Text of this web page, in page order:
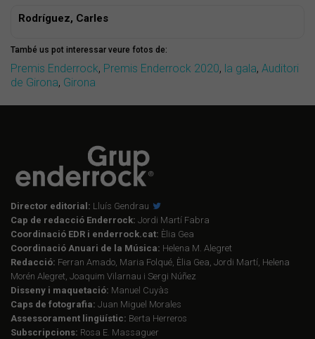
Rodríguez, Carles
També us pot interessar veure fotos de:
Premis Enderrock, Premis Enderrock 2020, la gala, Auditori
de Girona, Girona
Director editorial: Lluís Gendrau
Cap de redacció Enderrock: Jordi Martí Fabra
Coordinació EDR i enderrock.cat: Èlia Gea
Coordinació Anuari de la Música: Helena M. Alegret
Redacció: Ferran Amado, Maria Folqué, Èlia Gea, Jordi Martí, Helena
Morén Alegret, Joaquim Vilarnau i Sergi Núñez
Disseny i maquetació: Manuel Cuyàs
Caps de fotografia: Juan Miguel Morales
Assessorament lingüístic: Berta Herreros
Subscripcions: Rosa E. Massaguer